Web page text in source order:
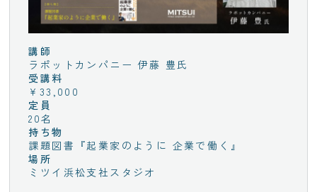
講師
ラポットカンパニー 伊藤 豊氏
受講料
¥33,000
定員
20名
持ち物
課題図書『起業家のように 企業で働く』
場所
ミツイ浜松支社スタジオ